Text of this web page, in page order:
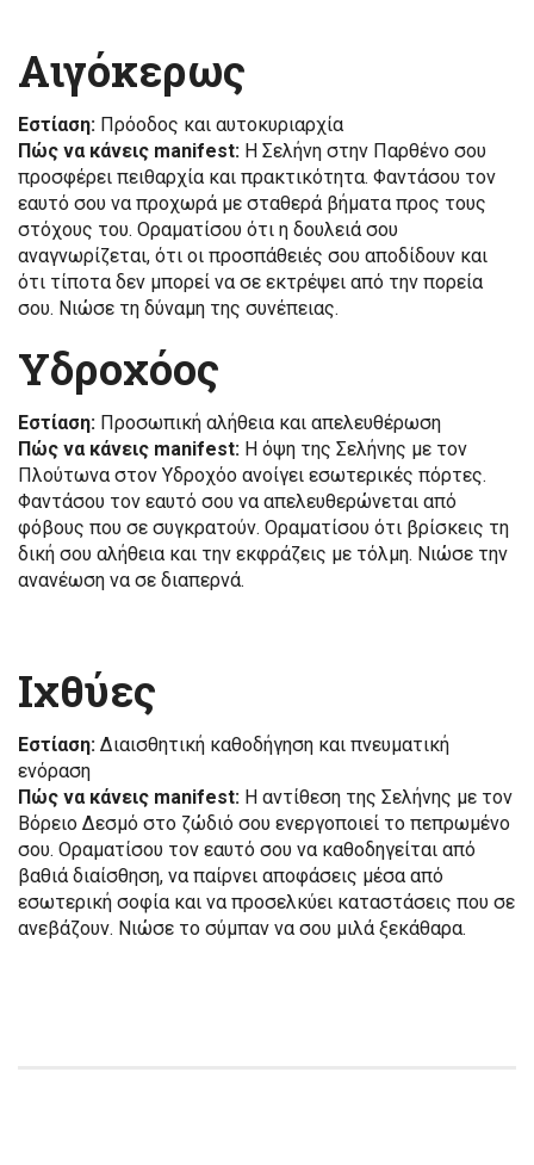
Αιγόκερως
Εστίαση: Πρόοδος και αυτοκυριαρχία
Πώς να κάνεις manifest: Η Σελήνη στην Παρθένο σου
προσφέρει πειθαρχία και πρακτικότητα. Φαντάσου τον
εαυτό σου να προχωρά με σταθερά βήματα προς τους
στόχους του. Οραματίσου ότι η δουλειά σου
αναγνωρίζεται, ότι οι προσπάθειές σου αποδίδουν και
ότι τίποτα δεν μπορεί να σε εκτρέψει από την πορεία
σου. Νιώσε τη δύναμη της συνέπειας.
Υδροχόος
Εστίαση: Προσωπική αλήθεια και απελευθέρωση
Πώς να κάνεις manifest: Η όψη της Σελήνης με τον
Πλούτωνα στον Υδροχόο ανοίγει εσωτερικές πόρτες.
Φαντάσου τον εαυτό σου να απελευθερώνεται από
φόβους που σε συγκρατούν. Οραματίσου ότι βρίσκεις τη
δική σου αλήθεια και την εκφράζεις με τόλμη. Νιώσε την
ανανέωση να σε διαπερνά.
Ιχθύες
Εστίαση: Διαισθητική καθοδήγηση και πνευματική
ενόραση
Πώς να κάνεις manifest: Η αντίθεση της Σελήνης με τον
Βόρειο Δεσμό στο ζώδιό σου ενεργοποιεί το πεπρωμένο
σου. Οραματίσου τον εαυτό σου να καθοδηγείται από
βαθιά διαίσθηση, να παίρνει αποφάσεις μέσα από
εσωτερική σοφία και να προσελκύει καταστάσεις που σε
ανεβάζουν. Νιώσε το σύμπαν να σου μιλά ξεκάθαρα.